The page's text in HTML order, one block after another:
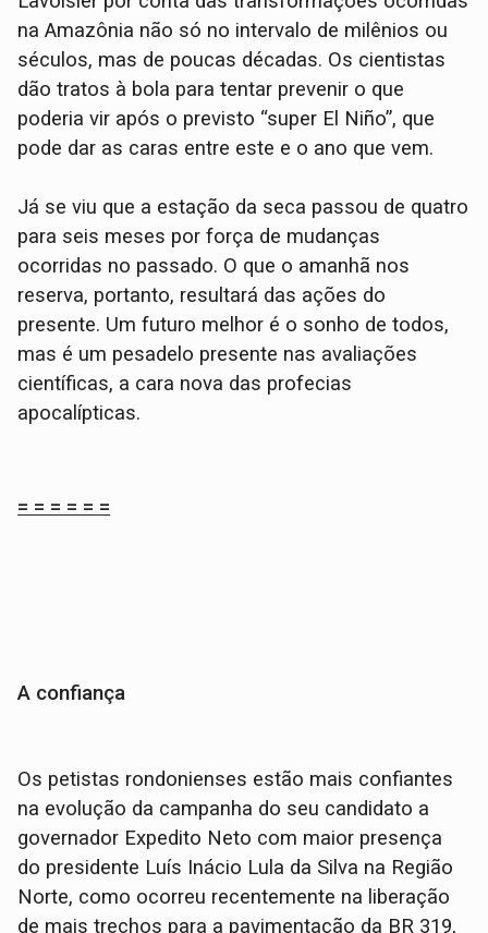
na Amazônia não só no intervalo de milênios ou
séculos, mas de poucas décadas. Os cientistas
dão tratos à bola para tentar prevenir o que
poderia vir após o previsto “super El Niño”, que
pode dar as caras entre este e o ano que vem.
Já se viu que a estação da seca passou de quatro
para seis meses por força de mudanças
ocorridas no passado. O que o amanhã nos
reserva, portanto, resultará das ações do
presente. Um futuro melhor é o sonho de todos,
mas é um pesadelo presente nas avaliações
científicas, a cara nova das profecias
apocalípticas.
= = = = = =
A confiança
Os petistas rondonienses estão mais confiantes
na evolução da campanha do seu candidato a
governador Expedito Neto com maior presença
do presidente Luís Inácio Lula da Silva na Região
Norte, como ocorreu recentemente na liberação
de mais trechos para a pavimentação da BR 319,